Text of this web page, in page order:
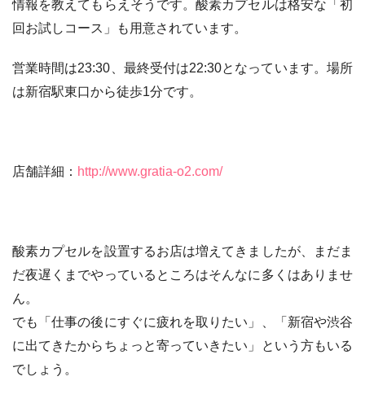
情報を教えてもらえそうです。酸素カプセルは格安な「初
回お試しコース」も用意されています。
営業時間は23:30、最終受付は22:30となっています。場所
は新宿駅東口から徒歩1分です。
店舗詳細： http://www.gratia-o2.com/
酸素カプセルを設置するお店は増えてきましたが、まだま
だ夜遅くまでやっているところはそんなに多くはありませ
ん。
でも「仕事の後にすぐに疲れを取りたい」、「新宿や渋谷
に出てきたからちょっと寄っていきたい」という方もいる
でしょう。